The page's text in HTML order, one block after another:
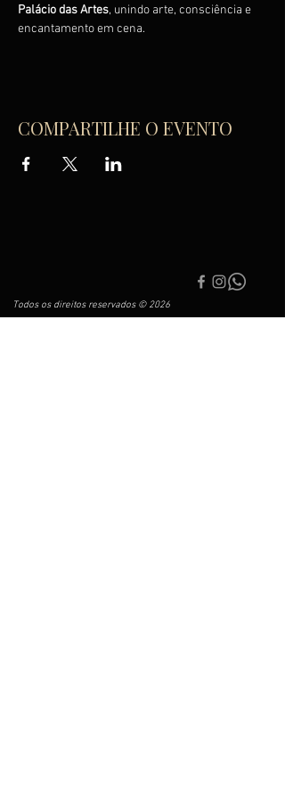
Palácio das Artes, unindo arte, consciência e
encantamento em cena.
COMPARTILHE O EVENTO
Todos os direitos reservados © 2026